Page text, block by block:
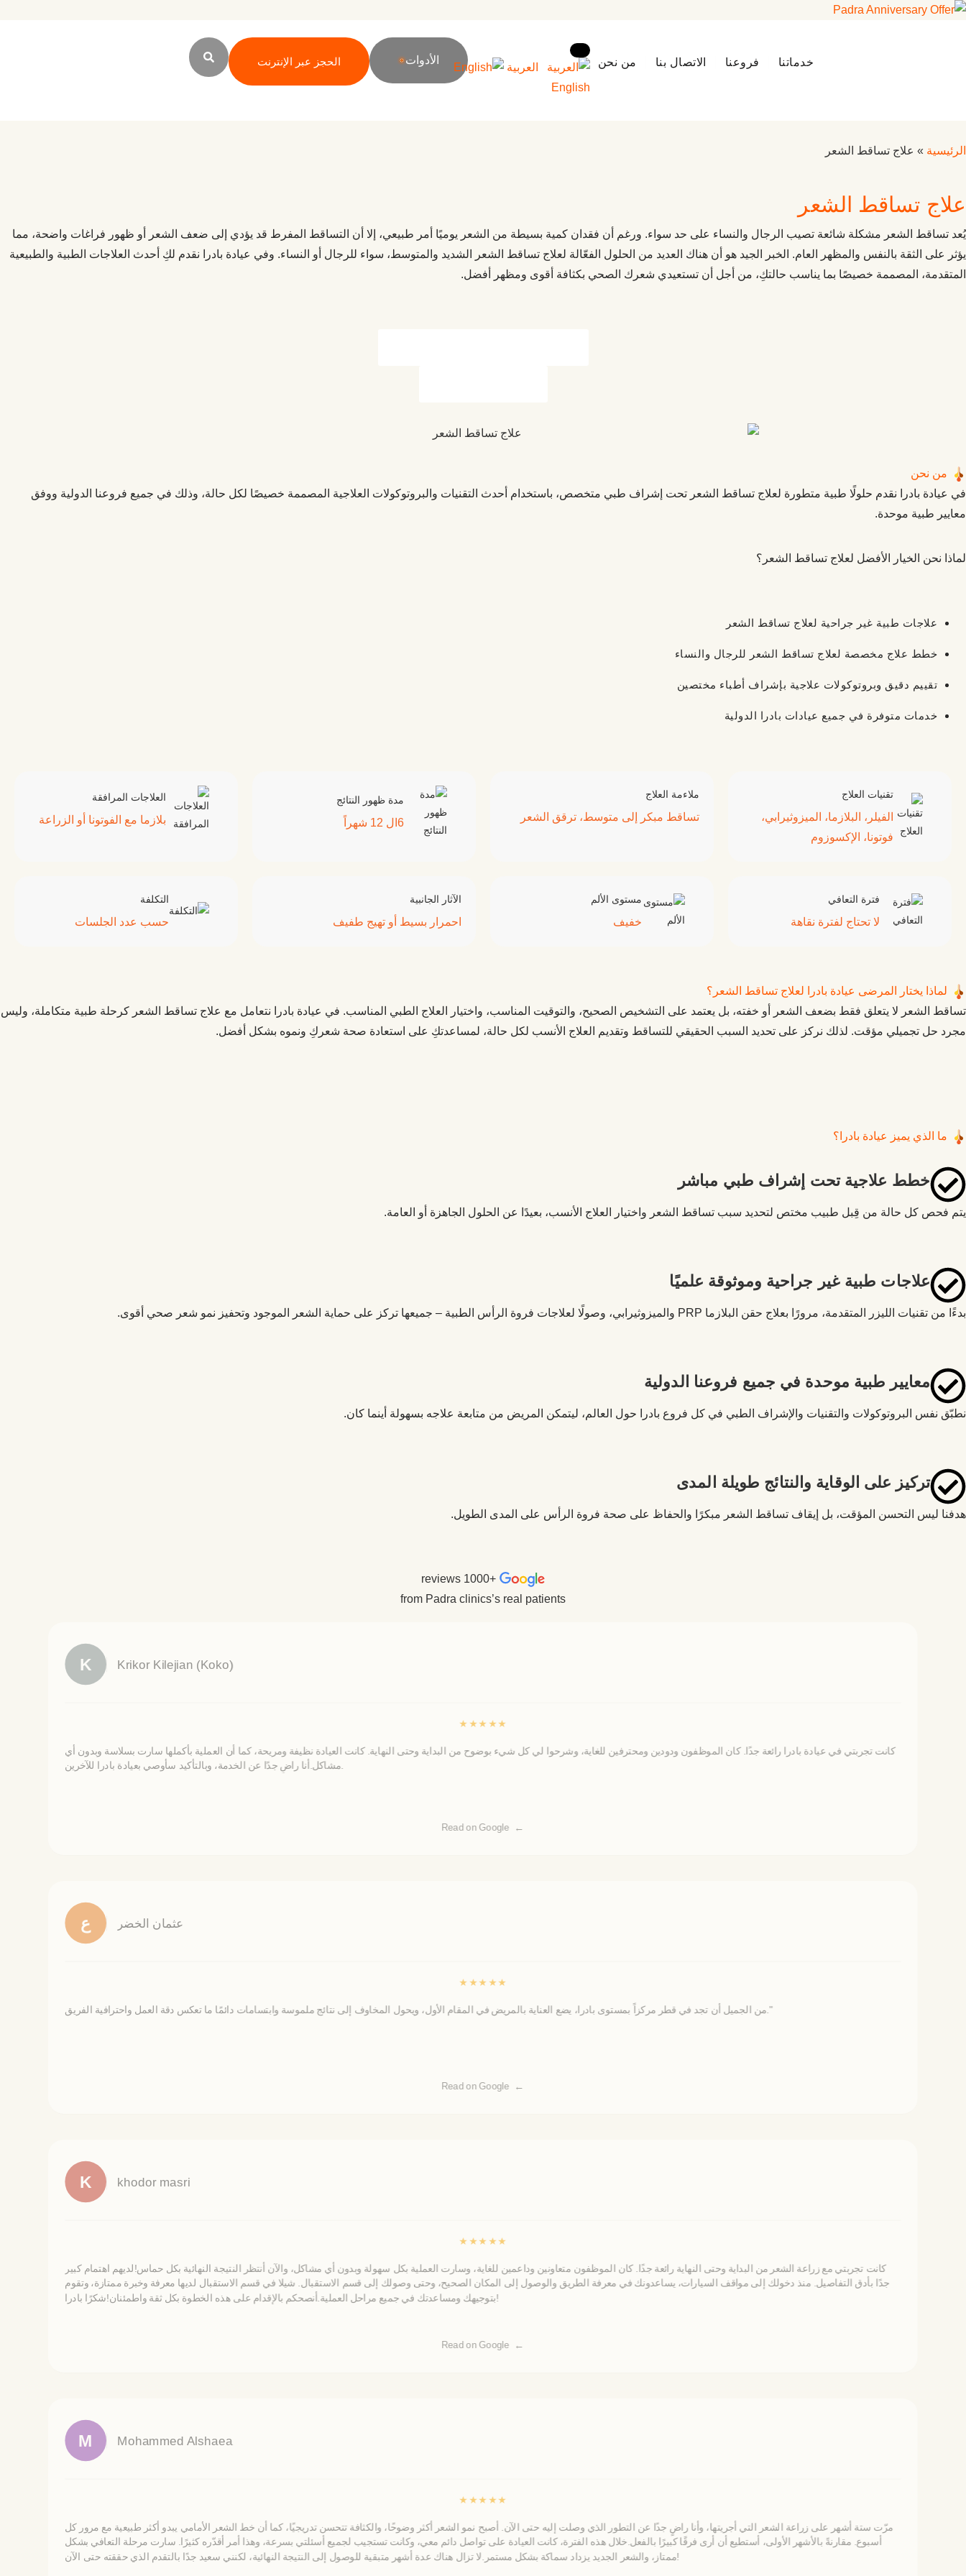
خدماتنا فروعنا الاتصال بنا من نحن
العربية
English
الأدوات الحجز عبر الإنترنت
الرئيسية » علاج تساقط الشعر
علاج تساقط الشعر
يُعد تساقط الشعر مشكلة شائعة تصيب الرجال والنساء على حد سواء. ورغم أن فقدان كمية بسيطة من الشعر يوميًا أمر طبيعي، إلا أن التساقط المفرط قد يؤدي إلى ضعف الشعر أو ظهور فراغات واضحة، مما
يؤثر على الثقة بالنفس والمظهر العام. الخبر الجيد هو أن هناك العديد من الحلول الفعّالة لعلاج تساقط الشعر الشديد والمتوسط، سواء للرجال أو النساء. وفي عيادة بادرا نقدم لكِ أحدث العلاجات الطبية والطبيعية
المتقدمة، المصممة خصيصًا بما يناسب حالتكِ، من أجل أن تستعيدي شعرك الصحي بكثافة أقوى ومظهر أفضل.
من نحن
في عيادة بادرا نقدم حلولًا طبية متطورة لعلاج تساقط الشعر تحت إشراف طبي متخصص، باستخدام أحدث التقنيات والبروتوكولات العلاجية المصممة خصيصًا لكل حالة، وذلك في جميع فروعنا الدولية ووفق
معايير طبية موحدة.
لماذا نحن الخيار الأفضل لعلاج تساقط الشعر؟
علاجات طبية غير جراحية لعلاج تساقط الشعر
خطط علاج مخصصة لعلاج تساقط الشعر للرجال والنساء
تقييم دقيق وبروتوكولات علاجية بإشراف أطباء مختصين
خدمات متوفرة في جميع عيادات بادرا الدولية
تقنيات العلاج
الفيلر، البلازما، الميزوثيرابي،
فوتونا، الإكسوزوم
ملاءمة العلاج
تساقط مبكر إلى متوسط، ترقق الشعر
مدة ظهور النتائج
6ال 12 شهراً
العلاجات المرافقة
بلازما مع الفوتونا أو الزراعة
فترة التعافي
لا تحتاج لفترة نقاهة
مستوى الألم
خفيف
الآثار الجانبية
احمرار بسيط أو تهيج طفيف
التكلفة
حسب عدد الجلسات
لماذا يختار المرضى عيادة بادرا لعلاج تساقط الشعر؟
تساقط الشعر لا يتعلق فقط بضعف الشعر أو خفته، بل يعتمد على التشخيص الصحيح، والتوقيت المناسب، واختيار العلاج الطبي المناسب. في عيادة بادرا نتعامل مع علاج تساقط الشعر كرحلة طبية متكاملة، وليس
مجرد حل تجميلي مؤقت. لذلك نركز على تحديد السبب الحقيقي للتساقط وتقديم العلاج الأنسب لكل حالة، لمساعدتكِ على استعادة صحة شعركِ ونموه بشكل أفضل.
ما الذي يميز عيادة بادرا؟
خطط علاجية تحت إشراف طبي مباشر
يتم فحص كل حالة من قِبل طبيب مختص لتحديد سبب تساقط الشعر واختيار العلاج الأنسب، بعيدًا عن الحلول الجاهزة أو العامة.
علاجات طبية غير جراحية وموثوقة علميًا
بدءًا من تقنيات الليزر المتقدمة، مرورًا بعلاج حقن البلازما PRP والميزوثيرابي، وصولًا لعلاجات فروة الرأس الطبية – جميعها تركز على حماية الشعر الموجود وتحفيز نمو شعر صحي أقوى.
معايير طبية موحدة في جميع فروعنا الدولية
نطبّق نفس البروتوكولات والتقنيات والإشراف الطبي في كل فروع بادرا حول العالم، ليتمكن المريض من متابعة علاجه بسهولة أينما كان.
تركيز على الوقاية والنتائج طويلة المدى
هدفنا ليس التحسن المؤقت، بل إيقاف تساقط الشعر مبكرًا والحفاظ على صحة فروة الرأس على المدى الطويل.
+1000 reviews
from Padra clinics’s real patients
K Krikor Kilejian (Koko)
★ ★ ★ ★ ★
كانت تجربتي في عيادة بادرا رائعة جدًا. كان الموظفون ودودين ومحترفين للغاية، وشرحوا لي كل شيء بوضوح من البداية وحتى النهاية. كانت العيادة نظيفة ومريحة، كما أن العملية بأكملها سارت بسلاسة وبدون أي
Read on Google
ع عثمان الخضر
★ ★ ★ ★ ★
من الجميل أن تجد في قطر مركزاً بمستوى بادرا، يضع العناية بالمريض في المقام الأول، ويحول المخاوف إلى نتائج ملموسة وابتسامات دائمًا ما تعكس دقة العمل واحترافية الفريق."
Read on Google
K khodor masri
★ ★ ★ ★ ★
كانت تجربتي مع زراعة الشعر من البداية وحتى النهاية رائعة جدًا. كان الموظفون متعاونين وداعمين للغاية، وسارت العملية بكل سهولة وبدون أي مشاكل، والآن أنتظر النتيجة النهائية بكل حماس!لديهم اهتمام كبير
جدًا بأدق التفاصيل. منذ دخولك إلى مواقف السيارات، يساعدونك في معرفة الطريق والوصول إلى المكان الصحيح، وحتى وصولك إلى قسم الاستقبال. شيلا في قسم الاستقبال لديها معرفة وخبرة ممتازة، وتقوم
بتوجيهك ومساعدتك في جميع مراحل العملية.أنصحكم بالإقدام على هذه الخطوة بكل ثقة واطمئنان!شكرًا بادرا!
Read on Google
M Mohammed Alshaea
★ ★ ★ ★ ★
مرّت ستة أشهر على زراعة الشعر التي أجريتها، وأنا راضٍ جدًا عن التطور الذي وصلت إليه حتى الآن. أصبح نمو الشعر أكثر وضوحًا، والكثافة تتحسن تدريجيًا، كما أن خط الشعر الأمامي يبدو أكثر طبيعية مع مرور كل
أسبوع. مقارنةً بالأشهر الأولى، أستطيع أن أرى فرقًا كبيرًا بالفعل.خلال هذه الفترة، كانت العيادة على تواصل دائم معي، وكانت تستجيب لجميع أسئلتي بسرعة، وهذا أمر أقدّره كثيرًا. سارت مرحلة التعافي بشكل
ممتاز، والشعر الجديد يزداد سماكة بشكل مستمر.لا تزال هناك عدة أشهر متبقية للوصول إلى النتيجة النهائية، لكنني سعيد جدًا بالتقدم الذي حققته حتى الآن!